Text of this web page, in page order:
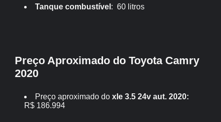
Tanque combustível : 60 litros
Preço Aproximado do Toyota Camry
2020
Preço aproximado doxle 3.5 24v aut. 2020:
R$ 186.994